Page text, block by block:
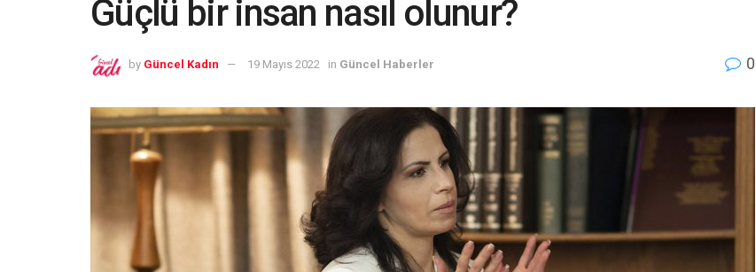
Güçlü bir insan nasıl olunur?
by Güncel Kadın 19 Mayıs 2022 in Güncel Haberler 0